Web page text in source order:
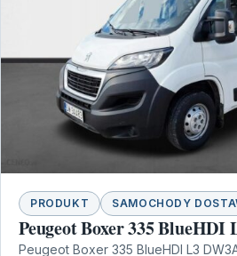
PRODUKT SAMOCHODY
Peugeot Boxer 335 BlueHDI
Peugeot Boxer 335 BlueHDI L3